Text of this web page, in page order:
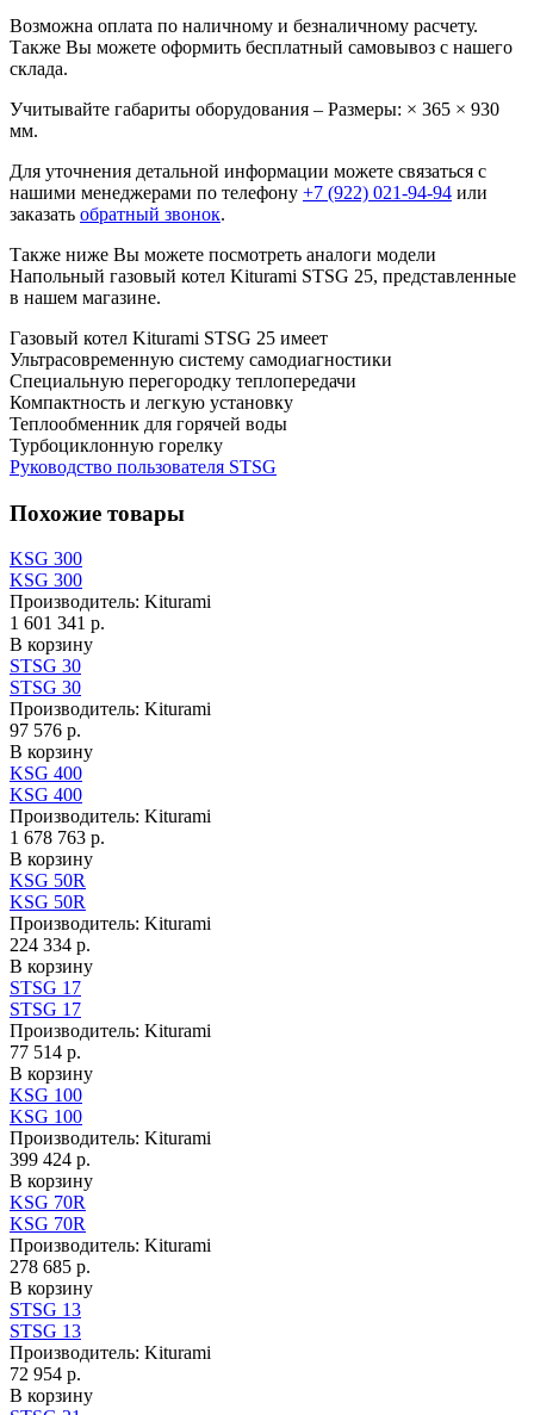
Возможна оплата по наличному и безналичному расчету.
Также Вы можете оформить бесплатный самовывоз с нашего
склада.
Учитывайте габариты оборудования – Размеры: × 365 × 930
мм.
Для уточнения детальной информации можете связаться с
нашими менеджерами по телефону +7 (922) 021-94-94 или
заказать обратный звонок.
Также ниже Вы можете посмотреть аналоги модели
Напольный газовый котел Kiturami STSG 25, представленные
в нашем магазине.
Газовый котел Kiturami STSG 25 имеет
Ультрасовременную систему самодиагностики
Специальную перегородку теплопередачи
Компактность и легкую установку
Теплообменник для горячей воды
Турбоциклонную горелку
Руководство пользователя STSG
Похожие товары
KSG 300
KSG 300
Производитель: Kiturami
1 601 341 р.
В корзину
STSG 30
STSG 30
Производитель: Kiturami
97 576 р.
В корзину
KSG 400
KSG 400
Производитель: Kiturami
1 678 763 р.
В корзину
KSG 50R
KSG 50R
Производитель: Kiturami
224 334 р.
В корзину
STSG 17
STSG 17
Производитель: Kiturami
77 514 р.
В корзину
KSG 100
KSG 100
Производитель: Kiturami
399 424 р.
В корзину
KSG 70R
KSG 70R
Производитель: Kiturami
278 685 р.
В корзину
STSG 13
STSG 13
Производитель: Kiturami
72 954 р.
В корзину